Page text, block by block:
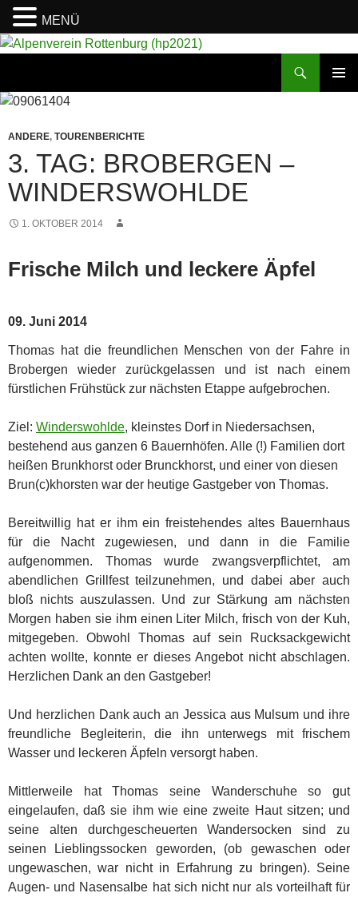
INHALT
ANDERE, TOURENBERICHTE
3. TAG: BROBERGEN –
WINDERSWOHLDE
1. OKTOBER 2014
Frische Milch und leckere Äpfel
09. Juni 2014
Thomas hat die freundlichen Menschen von der Fahre in
Brobergen wieder zurückgelassen und ist nach einem
fürstlichen Frühstück zur nächsten Etappe aufgebrochen.
Ziel: Winderswohlde, kleinstes Dorf in Niedersachsen,
bestehend aus ganzen 6 Bauernhöfen. Alle (!) Familien dort
heißen Brunkhorst oder Brunckhorst, und einer von diesen
Brun(c)khorsten war der heutige Gastgeber von Thomas.
Bereitwillig hat er ihm ein freistehendes altes Bauernhaus
für die Nacht zugewiesen, und dann in die Familie
aufgenommen. Thomas wurde zwangsverpflichtet, am
abendlichen Grillfest teilzunehmen, und dabei aber auch
bloß nichts auszulassen. Und zur Stärkung am nächsten
Morgen haben sie ihm einen Liter Milch, frisch von der Kuh,
mitgegeben. Obwohl Thomas auf sein Rucksackgewicht
achten wollte, konnte er dieses Angebot nicht abschlagen.
Herzlichen Dank an den Gastgeber!
Und herzlichen Dank auch an Jessica aus Mulsum und ihre
freundliche Begleiterin, die ihn unterwegs mit frischem
Wasser und leckeren Äpfeln versorgt haben.
Mittlerweile hat Thomas seine Wanderschuhe so gut
eingelaufen, daß sie ihm wie eine zweite Haut sitzen; und
seine alten durchgescheuerten Wandersocken sind zu
seinen Lieblingssocken geworden, (ob gewaschen oder
ungewaschen, war nicht in Erfahrung zu bringen). Seine
Augen- und Nasensalbe hat sich nicht nur als vorteilhaft für
MENÜ